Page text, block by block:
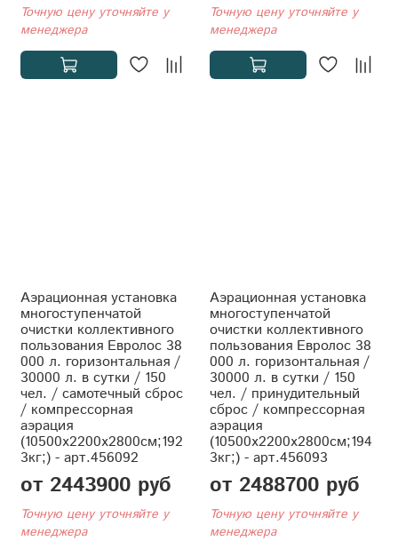
Точную цену уточняйте у
менеджера
Точную цену уточняйте у
менеджера
Аэрационная установка
многоступенчатой
очистки коллективного
пользования Евролос 38
000 л. горизонтальная /
30000 л. в сутки / 150
чел. / самотечный сброс
/ компрессорная
аэрация
(10500x2200x2800см;192
3кг;) - арт.456092
от 2443900 руб
Точную цену уточняйте у
менеджера
Аэрационная установка
многоступенчатой
очистки коллективного
пользования Евролос 38
000 л. горизонтальная /
30000 л. в сутки / 150
чел. / принудительный
сброс / компрессорная
аэрация
(10500x2200x2800см;194
3кг;) - арт.456093
от 2488700 руб
Точную цену уточняйте у
менеджера